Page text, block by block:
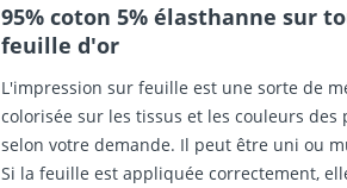
95% coton 5% élasthanne sur
feuille d'or
L'impression sur feuille est une sorte de
colorisée sur les tissus et les couleurs
selon votre demande. Il peut être uni ou
Si la feuille est appliquée correctement,